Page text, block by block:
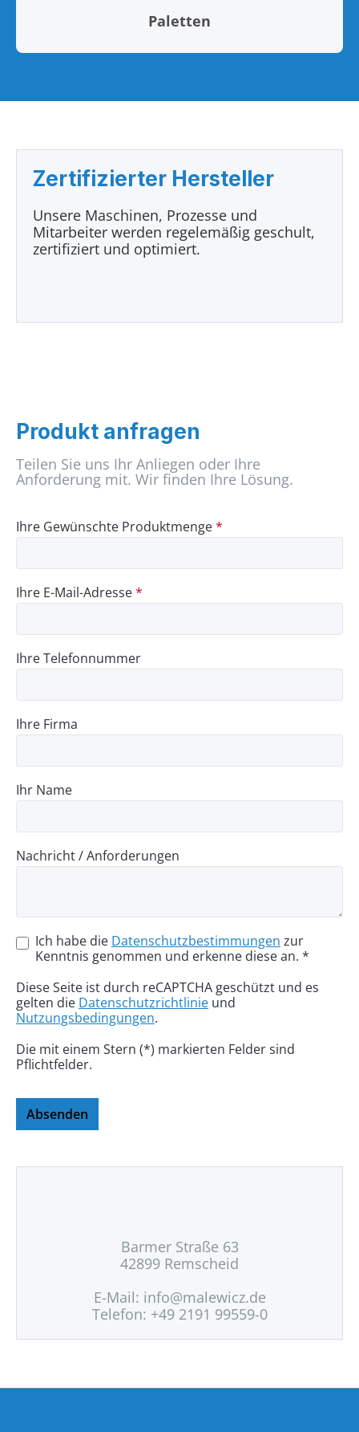
Paletten
Zertifizierter Hersteller
Unsere Maschinen, Prozesse und
Mitarbeiter werden regelemäßig geschult,
zertifiziert und optimiert.
Produkt anfragen
Teilen Sie uns Ihr Anliegen oder Ihre
Anforderung mit. Wir finden Ihre Lösung.
Ihre Gewünschte Produktmenge*
Ihre E-Mail-Adresse*
Ihre Telefonnummer
Ihre Firma
Ihr Name
Nachricht / Anforderungen
Ich habe die Datenschutzbestimmungen zur
Kenntnis genommen und erkenne diese an. *
Diese Seite ist durch reCAPTCHA geschützt und es
gelten die Datenschutzrichtlinie und
Nutzungsbedingungen.
Die mit einem Stern (*) markierten Felder sind
Pflichtfelder.
Absenden
Barmer Straße 63
42899 Remscheid
E-Mail: info@malewicz.de
Telefon: +49 2191 99559-0